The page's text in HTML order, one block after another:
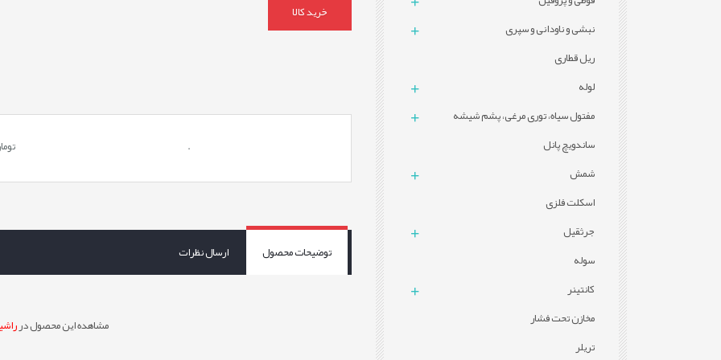
خرید کالا
.
توضیحات محصول ارسال نظرات
مشاهده این محصول در
نبشی و ناودانی و سپری
ریل قطاری
لوله
مفتول سیاه، توری مرغی، پشم شیشه
ساندویچ پانل
شمش
اسکلت فلزی
جرثقیل
سوله
کانتینر
مخازن تحت فشار
تریلر